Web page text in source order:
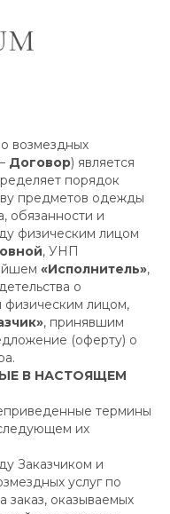
возмездных
Договор) является
порядок
предметов одежды
обязанности и
физическим лицом
, УНП
«Исполнитель»,
о
физическим лицом,
, принявшим
(оферту) о
В НАСТОЯЩЕМ
термины
их
Заказчиком и
услуг по
оказываемых